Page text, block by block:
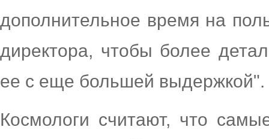
дополнительное время на
директора, чтобы более
ее с еще большей выдержкой".
Космологи считают, что